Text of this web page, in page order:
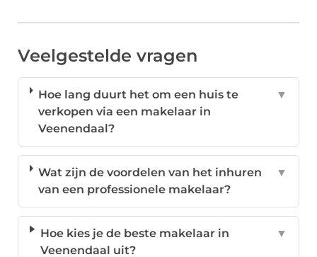
Veelgestelde vragen
Hoe lang duurt het om een huis te
verkopen via een makelaar in
Veenendaal?
▼
Wat zijn de voordelen van het inhuren
van een professionele makelaar?
▼
Hoe kies je de beste makelaar in
Veenendaal uit?
▼